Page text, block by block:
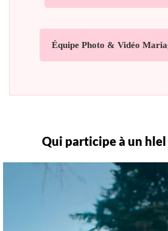
Équipe Photo & Vidéo
Qui participe à un hlel